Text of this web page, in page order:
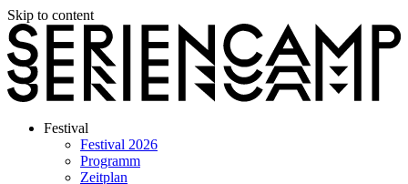
Skip to content
Festival
Festival 2026
Programm
Zeitplan